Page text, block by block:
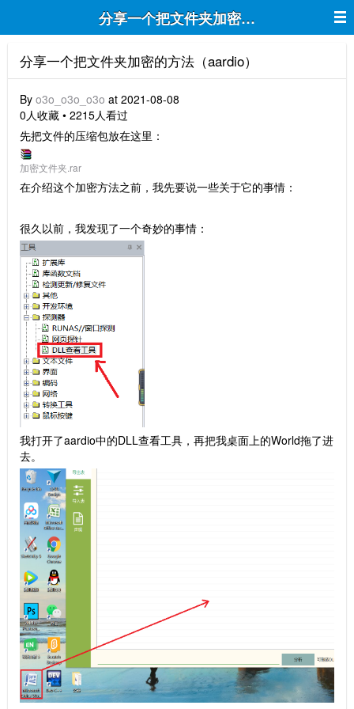
分享一个把文件夹加密的方法（aardio）
分享一个把文件夹加密的方法（aardio）
By o3o_o3o_o3o at 2021-08-08
0人收藏 • 2215人看过
先把文件的压缩包放在这里：
加密文件夹.rar
在介绍这个加密方法之前，我先要说一些关于它的事情：
很久以前，我发现了一个奇妙的事情：
我打开了aardio中的DLL查看工具，再把我桌面上的World拖了进
去。